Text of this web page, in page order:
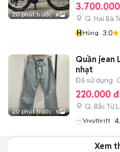
20 phút trước 8 Q. Hai Bà
HHùng 3.0
20 phút trước 5
Quần jean
nhạt
Đã sử dụng
220.000 đ
Q. Bắc Từ
Vivuthrift
Xem